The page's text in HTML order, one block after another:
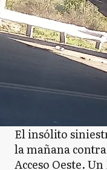
El insólito
la mañana
Acceso Oeste.